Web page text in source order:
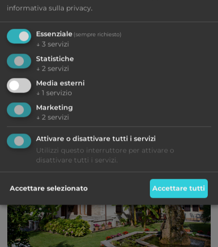
S
Sole
da 199,00 €
informativa sulla privacy.
Essenziale (sempre richiesto)
↓ 3 servizi
Statistiche
↓ 2 servizi
Media esterni
↓ 1 servizio
Marketing
↓ 2 servizi
Attivare o disattivare tutti i servizi
Utilizzi questo interruttore per attivare o
disattivare tutti i servizi.
Accettare selezionato Accettare tutti